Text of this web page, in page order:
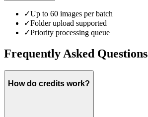
✓Up to 60 images per batch
✓Folder upload supported
✓Priority processing queue
Frequently Asked Questions
How do credits work?